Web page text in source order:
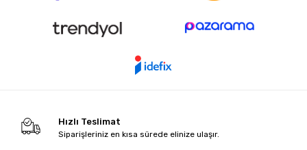
Hızlı Teslimat
Siparişleriniz en kısa sürede elinize ulaşır.